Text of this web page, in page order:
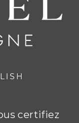
certifiez